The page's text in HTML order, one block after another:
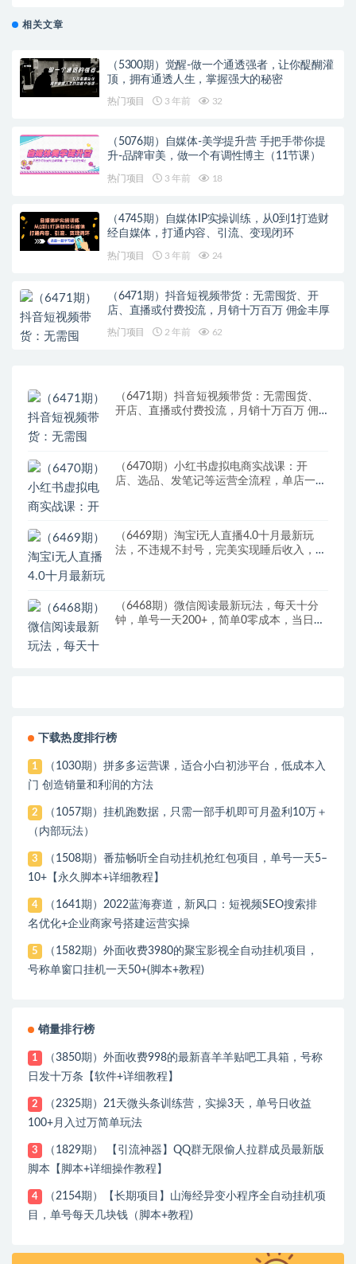
相关文章
（5300期）觉醒-做一个通透强者，让你醍醐灌
顶，拥有通透人生，掌握强大的秘密
热门项目 3 年前 32
（5076期）自媒体-美学提升营 手把手带你提
升-品牌审美，做一个有调性博主（11节课）
热门项目 3 年前 18
（4745期）自媒体IP实操训练，从0到1打造财
经自媒体，打通内容、引流、变现闭环
热门项目 3 年前 24
（6471期）抖音短视频带货：无需囤货、开
店、直播或付费投流，月销十万百万 佣金丰厚
热门项目 2 年前 62
（6471期）抖音短视频带货：无需囤货、
开店、直播或付费投流，月销十万百万 佣
（6470期）小红书虚拟电商实战课：开
店、选品、发笔记等运营全流程，单店一天
（6469期）淘宝i无人直播4.0十月最新玩
法，不违规不封号，完美实现睡后收入，日
（6468期）微信阅读最新玩法，每天十分
钟，单号一天200+，简单0零成本，当日提
下载热度排行榜
1
（1030期）拼多多运营课，适合小白初涉平台，低成本入
门 创造销量和利润的方法
2
（1057期）挂机跑数据，只需一部手机即可月盈利10万＋
（内部玩法）
3
（1508期）番茄畅听全自动挂机抢红包项目，单号一天5–
10+【永久脚本+详细教程】
4
（1641期）2022蓝海赛道，新风口：短视频SEO搜索排
名优化+企业商家号搭建运营实操
5
（1582期）外面收费3980的聚宝影视全自动挂机项目，
号称单窗口挂机一天50+(脚本+教程)
销量排行榜
1
（3850期）外面收费998的最新喜羊羊贴吧工具箱，号称
日发十万条【软件+详细教程】
2
（2325期）21天微头条训练营，实操3天，单号日收益
100+月入过万简单玩法
3
（1829期） 【引流神器】QQ群无限偷人拉群成员最新版
脚本【脚本+详细操作教程】
4
（2154期）【长期项目】山海经异变小程序全自动挂机项
目，单号每天几块钱（脚本+教程)